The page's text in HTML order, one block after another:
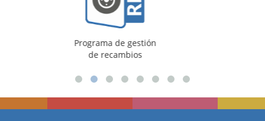
Programa de gestión